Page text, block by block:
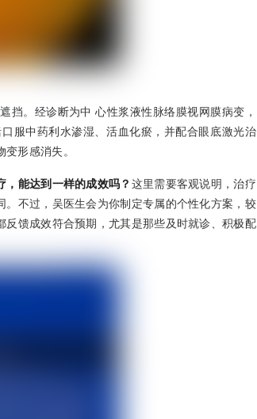
挡。经诊断为中 心性浆液性脉络膜视网膜病变，
服中药利水渗湿、活血化瘀，并配合眼底激光治
形感消失。
能达到一样的成效吗？ 这里需要客观说明，治疗
不过，吴医生会为你制定专属的个性化方案，较
馈成效符合预期，尤其是那些及时就诊、积极配